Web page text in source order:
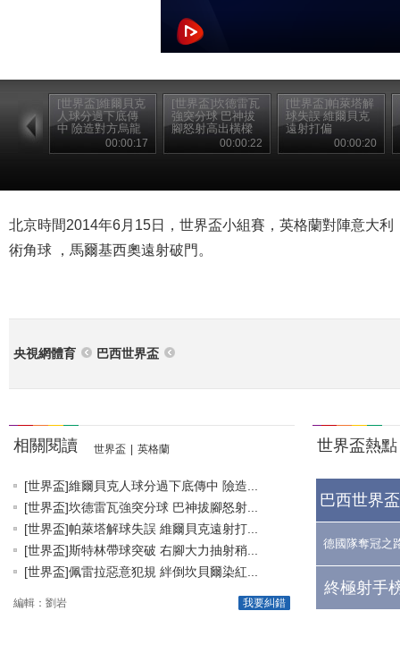
[世界盃]維爾貝克
人球分過下底傳
中 險造對方烏龍
00:00:17
[世界盃]坎德雷瓦
強突分球 巴神拔
腳怒射高出橫樑
00:00:22
[世界盃]帕萊塔解
球失誤 維爾貝克
遠射打偏
00:00:20
北京時間2014年6月15日，世界盃小組賽，英格蘭對陣意大
術角球 ，馬爾基西奧遠射破門。
央視網體育 巴西世界盃
相關閱讀 世界盃 英格蘭
[世界盃]維爾貝克人球分過下底傳中 險造...
[世界盃]坎德雷瓦強突分球 巴神拔腳怒射...
[世界盃]帕萊塔解球失誤 維爾貝克遠射打...
[世界盃]斯特林帶球突破 右腳大力抽射稍...
[世界盃]佩雷拉惡意犯規 絆倒坎貝爾染紅...
我要糾錯
編輯：劉岩
世界盃熱點
巴西世界
德國隊奪冠之
終極射手